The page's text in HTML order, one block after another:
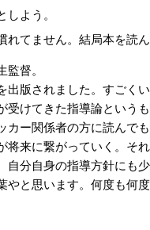
しよう。
れてません。結局本を読
監督。
出版されました。すごく
受けてきた指導論という
カー関係者の方に読んで
将来に繋がっていく。そ
自分自身の指導方針にも
やと思います。何度も何